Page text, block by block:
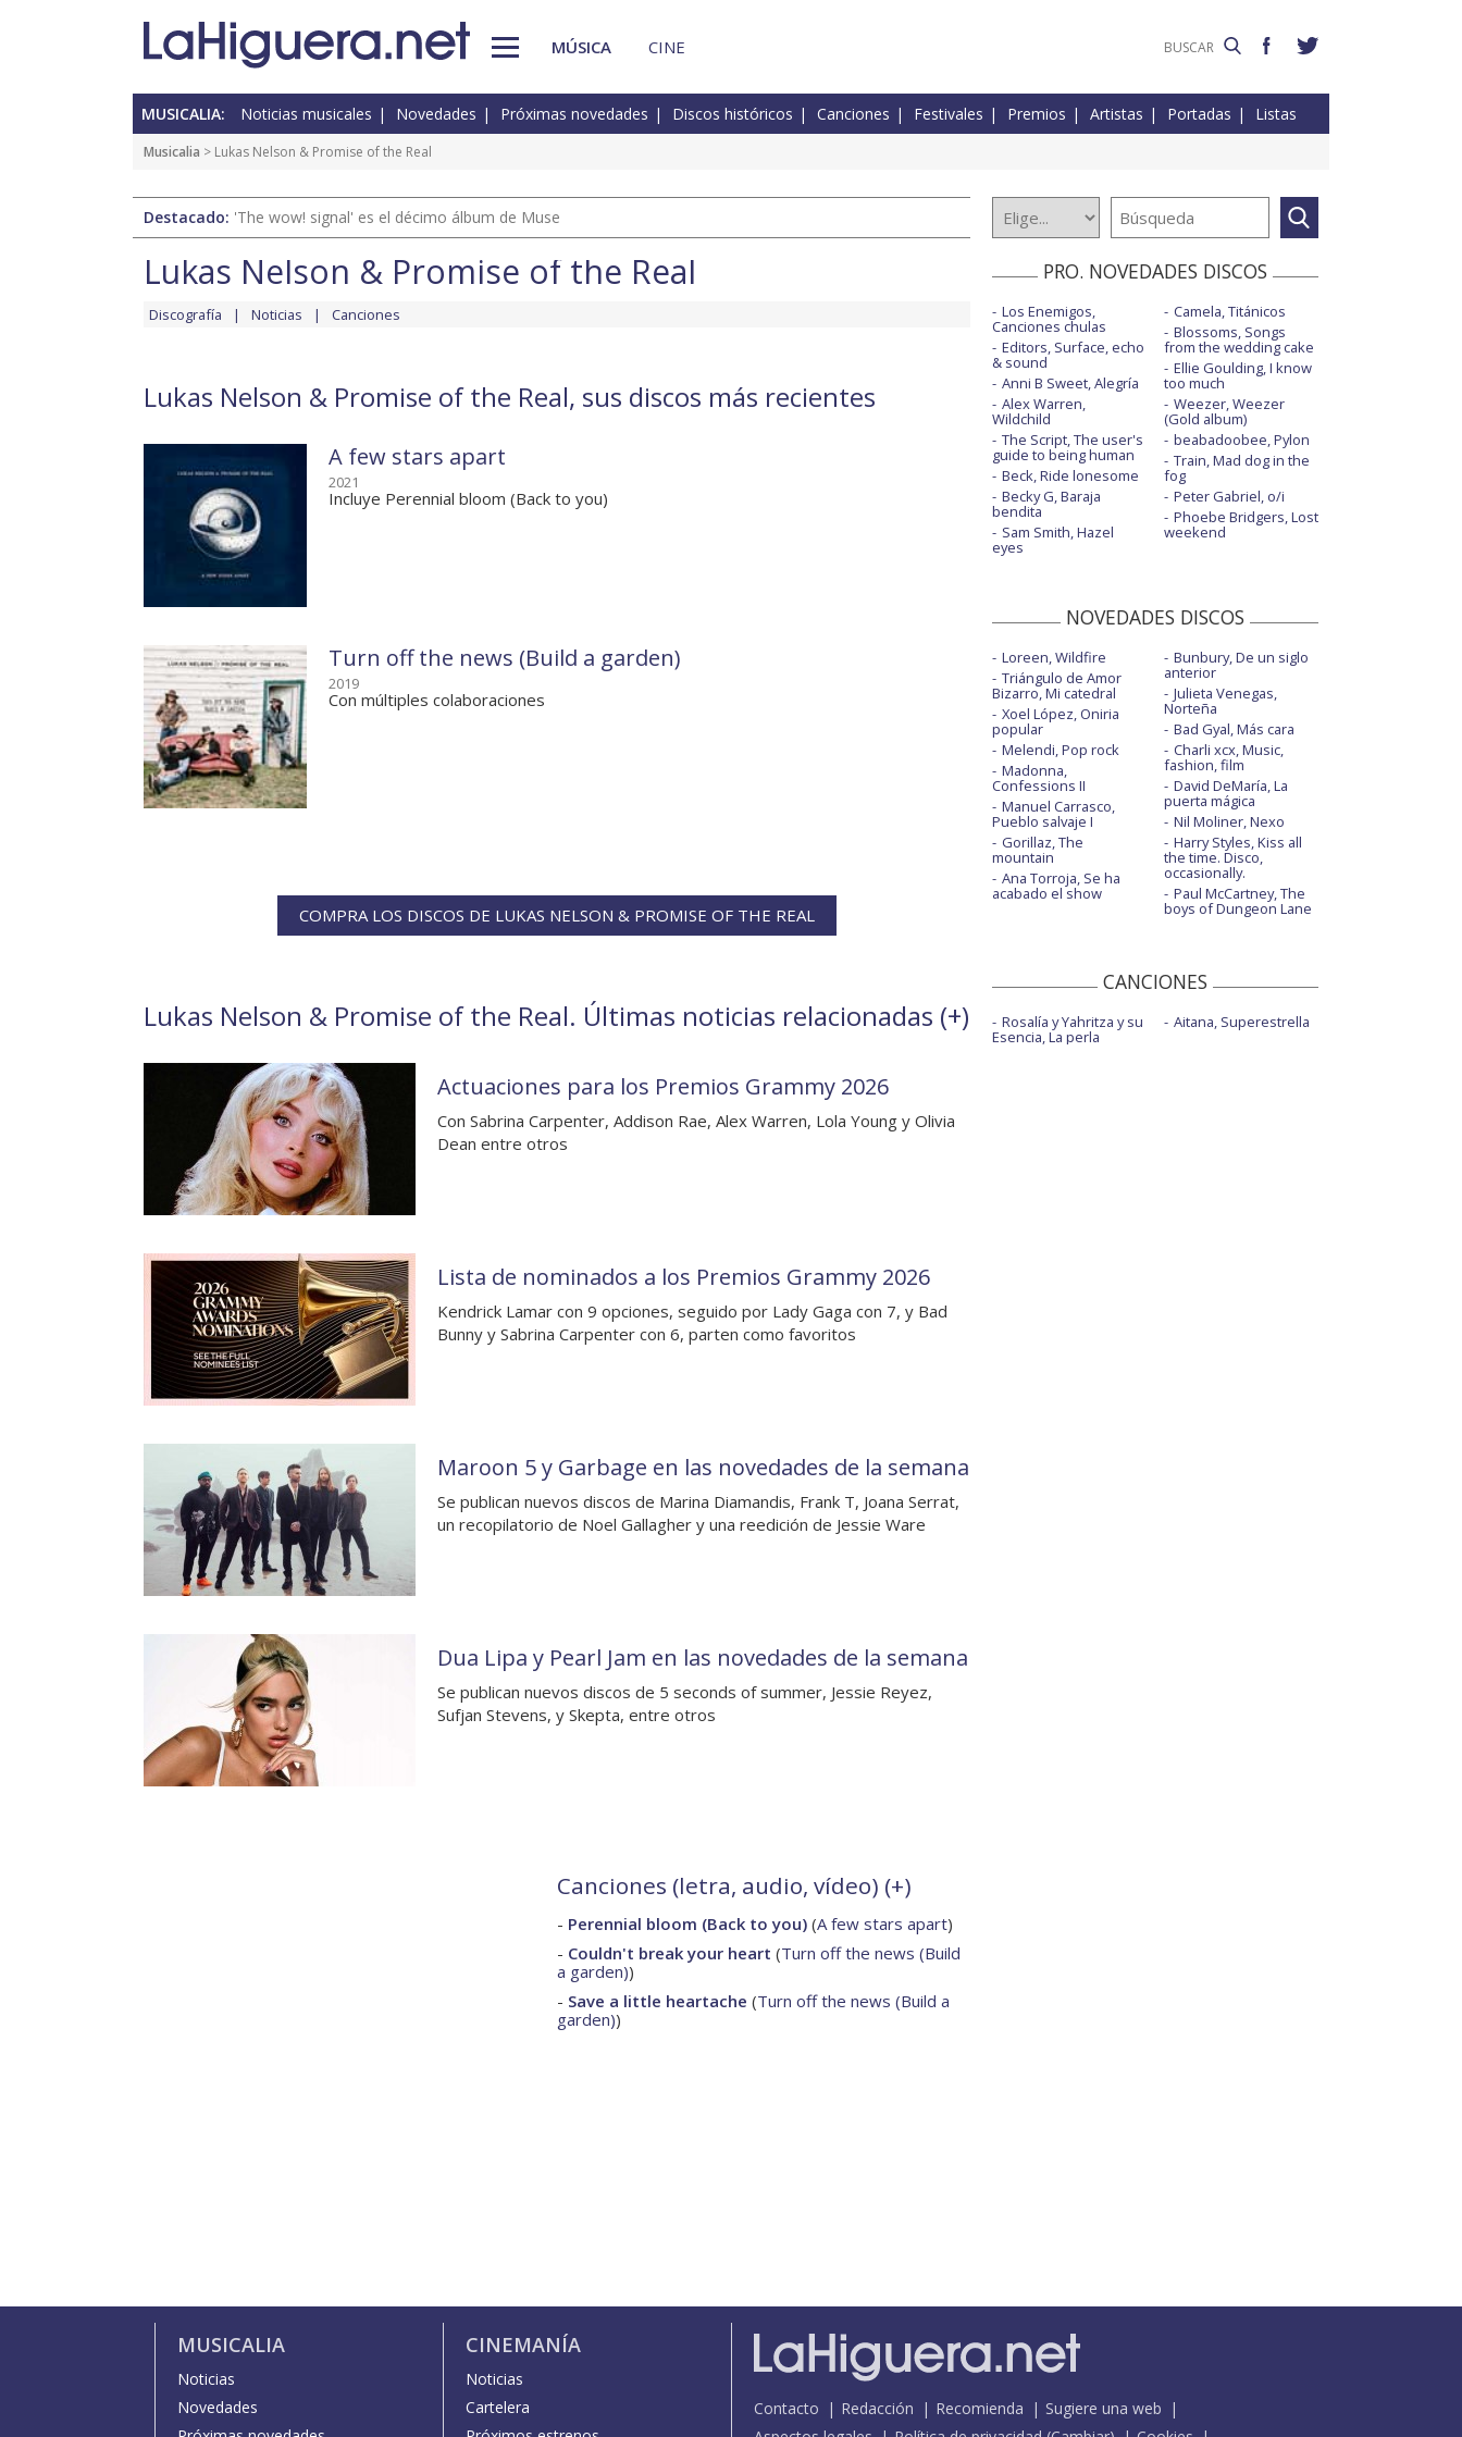
MÚSICA CINE
MUSICALIA: Noticias musicales Novedades Próximas novedades Discos históricos Canciones Festivales Premios Artistas Portadas Listas
Musicalia > Lukas Nelson & Promise of the Real
Destacado: 'The wow! signal' es el décimo álbum de Muse
Lukas Nelson & Promise of the Real
Discografía Noticias Canciones
Lukas Nelson & Promise of the Real, sus discos más recientes
A few stars apart
2021
Incluye Perennial bloom (Back to you)
Turn off the news (Build a garden)
2019
Con múltiples colaboraciones
COMPRA LOS DISCOS DE LUKAS NELSON & PROMISE OF THE REAL
Lukas Nelson & Promise of the Real. Últimas noticias relacionadas (+)
Actuaciones para los Premios Grammy 2026
Con Sabrina Carpenter, Addison Rae, Alex Warren, Lola Young y Olivia
Dean entre otros
Lista de nominados a los Premios Grammy 2026
Kendrick Lamar con 9 opciones, seguido por Lady Gaga con 7, y Bad
Bunny y Sabrina Carpenter con 6, parten como favoritos
Maroon 5 y Garbage en las novedades de la semana
Se publican nuevos discos de Marina Diamandis, Frank T, Joana Serrat,
un recopilatorio de Noel Gallagher y una reedición de Jessie Ware
Dua Lipa y Pearl Jam en las novedades de la semana
Se publican nuevos discos de 5 seconds of summer, Jessie Reyez,
Sufjan Stevens, y Skepta, entre otros
Canciones (letra, audio, vídeo) (+)
- Perennial bloom (Back to you) (A few stars apart)
- Couldn't break your heart (Turn off the news (Build
a garden))
- Save a little heartache (Turn off the news (Build a
garden))
PRO. NOVEDADES DISCOS
Los Enemigos,
Canciones chulas
Editors, Surface, echo
& sound
Anni B Sweet, Alegría
Alex Warren,
Wildchild
The Script, The user's
guide to being human
Beck, Ride lonesome
Becky G, Baraja
bendita
Sam Smith, Hazel
eyes
Camela, Titánicos
Blossoms, Songs
from the wedding cake
Ellie Goulding, I know
too much
Weezer, Weezer
(Gold album)
beabadoobee, Pylon
Train, Mad dog in the
fog
Peter Gabriel, o/i
Phoebe Bridgers, Lost
weekend
NOVEDADES DISCOS
Loreen, Wildfire
Triángulo de Amor
Bizarro, Mi catedral
Xoel López, Oniria
popular
Melendi, Pop rock
Madonna,
Confessions II
Manuel Carrasco,
Pueblo salvaje I
Gorillaz, The
mountain
Ana Torroja, Se ha
acabado el show
Bunbury, De un siglo
anterior
Julieta Venegas,
Norteña
Bad Gyal, Más cara
Charli xcx, Music,
fashion, film
David DeMaría, La
puerta mágica
Nil Moliner, Nexo
Harry Styles, Kiss all
the time. Disco,
occasionally.
Paul McCartney, The
boys of Dungeon Lane
CANCIONES
Rosalía y Yahritza y su
Esencia, La perla
Aitana, Superestrella
MUSICALIA
Noticias
Novedades
CINEMANÍA
Noticias
Cartelera
Contacto Redacción Recomienda
Sugiere una web